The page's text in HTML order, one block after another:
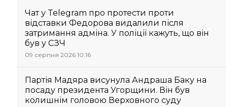
Чат у Telegram про протести проти
відставки Федорова видалили після
затримання адміна. У поліції кажуть, що він
був у СЗЧ
09 серпня 2026 10:16
Партія Мадяра висунула Андраша Баку на
посаду президента Угорщини. Він був
колишнім головою Верховного суду